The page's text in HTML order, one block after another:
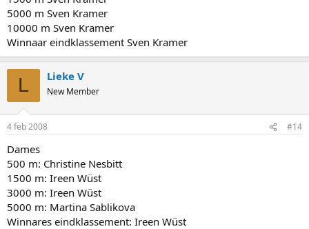
5000 m Sven Kramer
10000 m Sven Kramer
Winnaar eindklassement Sven Kramer
L Lieke V
New Member
4 feb 2008 #14
Dames
500 m: Christine Nesbitt
1500 m: Ireen Wüst
3000 m: Ireen Wüst
5000 m: Martina Sablikova
Winnares eindklassement: Ireen Wüst